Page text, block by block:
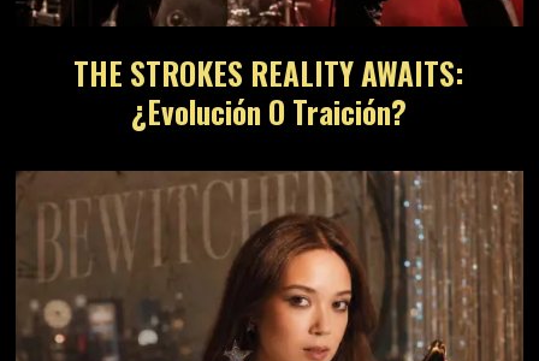
THE STROKES REALITY AWAITS:
¿Evolución O Traición?